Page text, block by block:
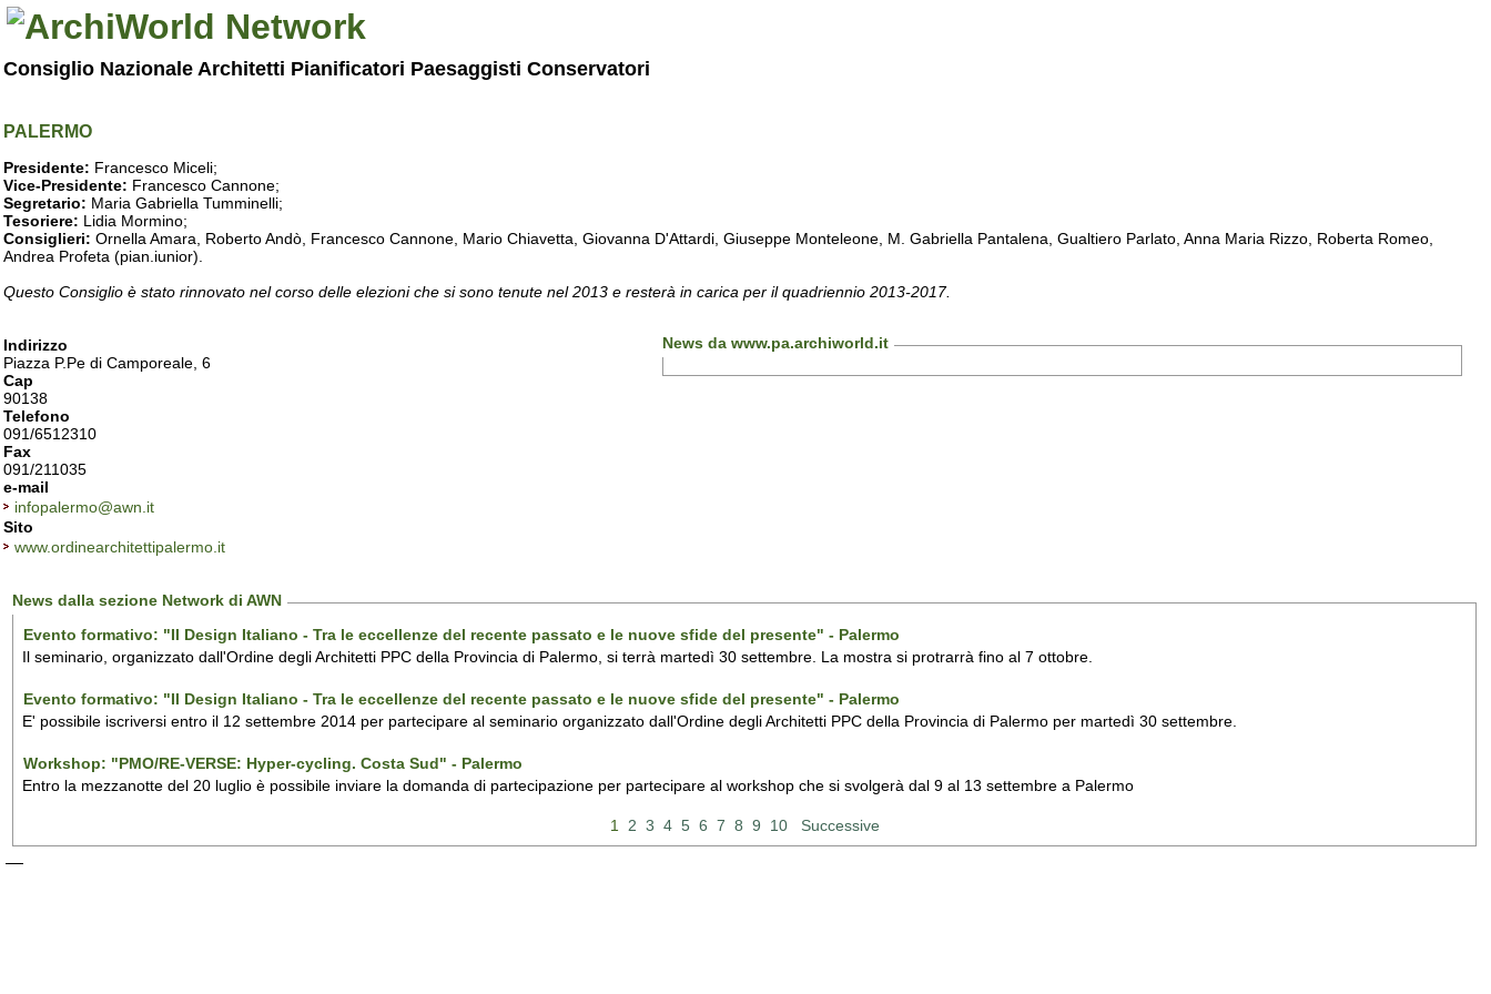
Consiglio Nazionale Architetti Pianificatori Paesaggisti Conservatori
PALERMO
Presidente: Francesco Miceli;
Vice-Presidente: Francesco Cannone;
Segretario: Maria Gabriella Tumminelli;
Tesoriere: Lidia Mormino;
Consiglieri: Ornella Amara, Roberto Andò, Francesco Cannone, Mario Chiavetta, Giovanna D'Attardi, Giuseppe Monteleone, M. Gabriella Pantalena, Gualtiero Parlato, Anna Maria Rizzo, Roberta Romeo,
Andrea Profeta (pian.iunior).
Questo Consiglio è stato rinnovato nel corso delle elezioni che si sono tenute nel 2013 e resterà in carica per il quadriennio 2013-2017.
Indirizzo
Piazza P.Pe di Camporeale, 6
Cap
90138
Telefono
091/6512310
Fax
091/211035
e-mail
infopalermo@awn.it
Sito
www.ordinearchitettipalermo.it
News da www.pa.archiworld.it
News dalla sezione Network di AWN
Evento formativo: "Il Design Italiano - Tra le eccellenze del recente passato e le nuove sfide del presente" - Palermo
Il seminario, organizzato dall'Ordine degli Architetti PPC della Provincia di Palermo, si terrà martedì 30 settembre. La mostra si protrarrà fino al 7 ottobre.
Evento formativo: "Il Design Italiano - Tra le eccellenze del recente passato e le nuove sfide del presente" - Palermo
E' possibile iscriversi entro il 12 settembre 2014 per partecipare al seminario organizzato dall'Ordine degli Architetti PPC della Provincia di Palermo per martedì 30 settembre.
Workshop: "PMO/RE-VERSE: Hyper-cycling. Costa Sud" - Palermo
Entro la mezzanotte del 20 luglio è possibile inviare la domanda di partecipazione per partecipare al workshop che si svolgerà dal 9 al 13 settembre a Palermo
1 2 3 4 5 6 7 8 9 10 Successive